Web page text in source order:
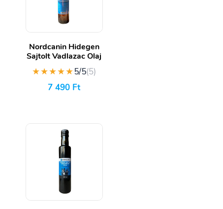
Nordcanin Hidegen
Sajtolt Vadlazac Olaj
★★★★★5/5(5)
7 490 Ft